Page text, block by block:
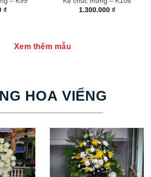
₫
1.300.000 ₫
Xem thêm mẫu
HOA VIẾNG